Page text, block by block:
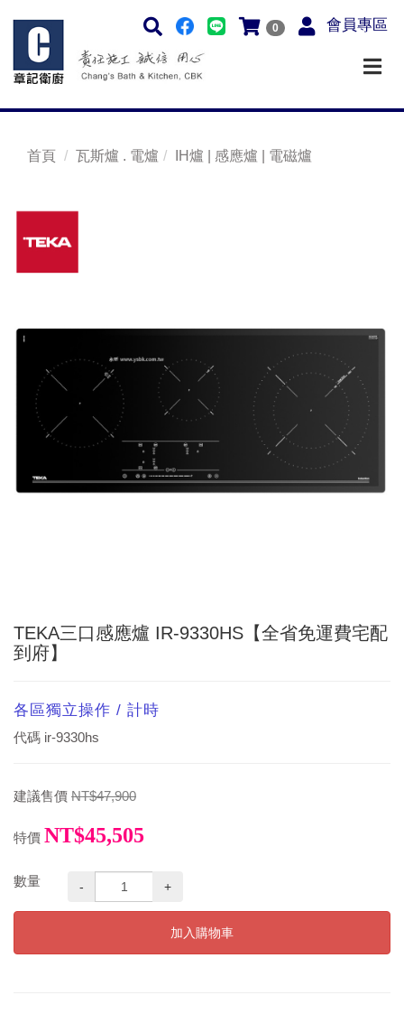
0 會員專區
首頁 瓦斯爐 . 電爐 IH爐 | 感應爐 | 電磁爐
TEKA三口感應爐 IR-9330HS【全省免運費宅配
到府】
各區獨立操作 / 計時
代碼 ir-9330hs
建議售價 NT$47,900
特價 NT$45,505
數量 - +
加入購物車